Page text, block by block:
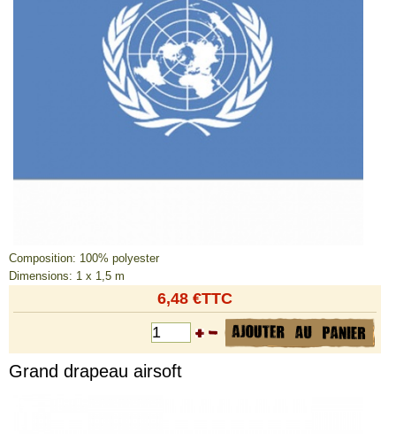
Composition: 100% polyester
Dimensions: 1 x 1,5 m
6,48 €TTC
Grand drapeau airsoft